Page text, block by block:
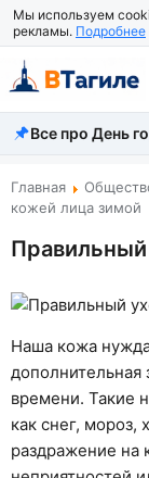
Мы используем
рекламы. Подробнее
Все новости
Происшествия
Жизнь
Общество
Рассказать
Все про День
Главная
кожей лица зимой
Наша кожа
дополнительная
времени. Такие
как снег, мороз,
раздражение на